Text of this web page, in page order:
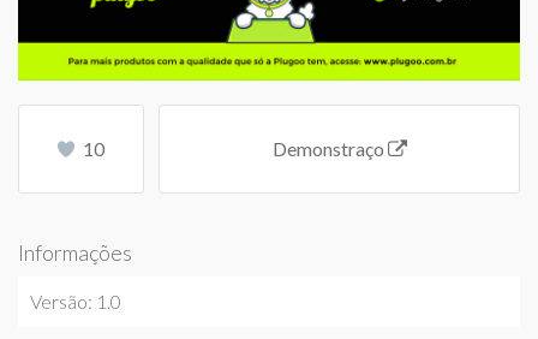
10 Demonstraço
Informações
Versão: 1.0